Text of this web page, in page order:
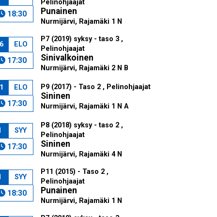
18:30
Pelinohjaajat
Punainen
Nurmijärvi, Rajamäki 1 N
ELO
17:30
P7 (2019) syksy - taso 3 ,
Pelinohjaajat
Sinivalkoinen
Nurmijärvi, Rajamäki 2 N B
ELO
17:30
P9 (2017) - Taso 2 , Pelinohjaajat
Sininen
Nurmijärvi, Rajamäki 1 N A
SYY
17:30
P8 (2018) syksy - taso 2 ,
Pelinohjaajat
Sininen
Nurmijärvi, Rajamäki 4 N
SYY
18:30
P11 (2015) - Taso 2 ,
Pelinohjaajat
Punainen
Nurmijärvi, Rajamäki 1 N